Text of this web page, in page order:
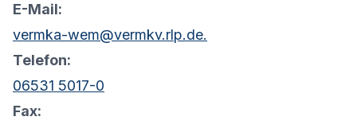
E-Mail:
vermka-wem@vermkv.rlp.de.
Telefon:
06531 5017-0
Fax: